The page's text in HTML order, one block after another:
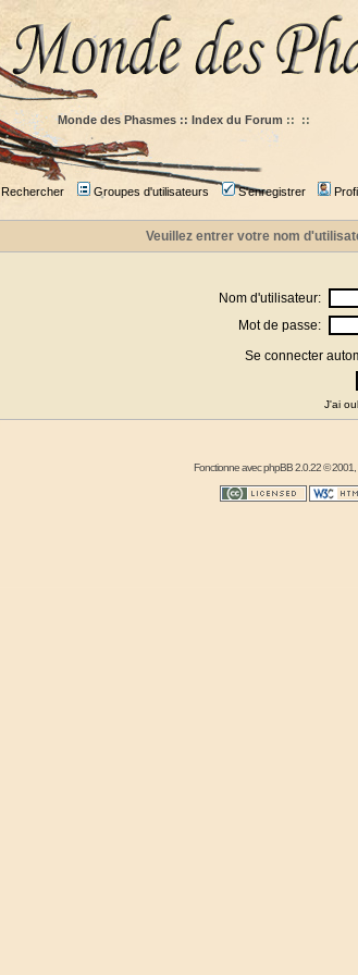
Monde des Phasmes :: Index du Forum :: ::
Rechercher Groupes d'utilisateurs S'enregistrer
Veuillez entrer votre nom
Nom d'utilisateur:
Mot de passe:
Se connecter
J'ai
Fonctionne avecphpBB2.0.22 © 2001,